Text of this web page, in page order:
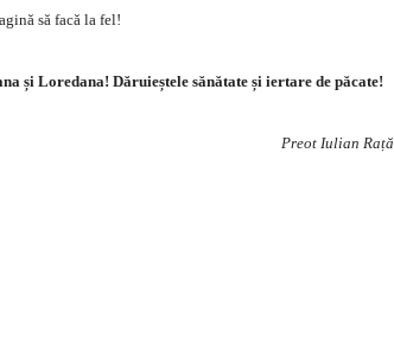
să facă la fel!
și Loredana! Dăruieștele sănătate și iertare de păcate!
Preot Iulian Rață